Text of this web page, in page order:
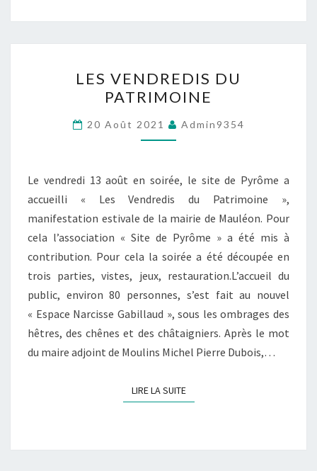
VENDREDIS
DU
PATRIMOINE
LES VENDREDIS DU
PATRIMOINE
20 Août 2021 Admin9354
Le vendredi 13 août en soirée, le site de Pyrôme a
accueilli « Les Vendredis du Patrimoine »,
manifestation estivale de la mairie de Mauléon. Pour
cela l’association « Site de Pyrôme » a été mis à
contribution. Pour cela la soirée a été découpée en
trois parties, vistes, jeux, restauration.L’accueil du
public, environ 80 personnes, s’est fait au nouvel
« Espace Narcisse Gabillaud », sous les ombrages des
hêtres, des chênes et des châtaigniers. Après le mot
du maire adjoint de Moulins Michel Pierre Dubois,…
LIRE LA SUITELIRE LA SUITE